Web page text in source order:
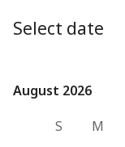
Barbara
Select date
August 2026
August 2026
S
M